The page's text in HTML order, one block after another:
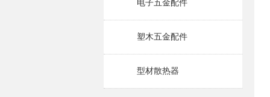
电子五金配件
塑木五金配件
型材散热器